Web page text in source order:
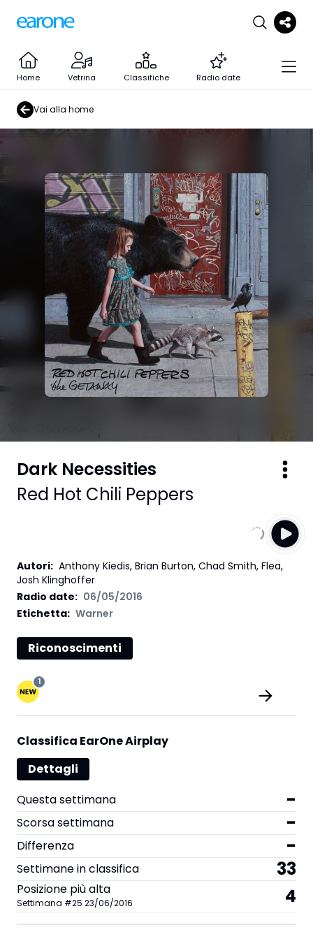
Home Vetrina Classifiche Radio date
Vai alla home
Dark Necessities
Red Hot Chili Peppers
Autori: Anthony Kiedis, Brian Burton, Chad Smith, Flea,
Josh Klinghoffer
Radio date: 06/05/2016
Etichetta: Warner
Riconoscimenti
1
Classifica EarOne Airplay
Dettagli
Questa settimana
-
Scorsa settimana -
Differenza -
Settimane in classifica 33
Posizione più alta
Settimana #25 23/06/2016 4